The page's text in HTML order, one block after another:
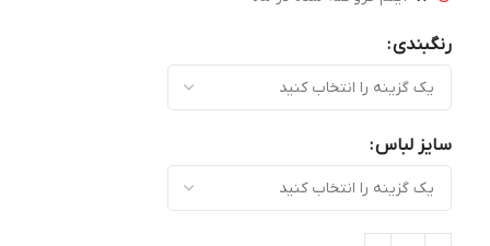
رنگبندی
سایز لباس